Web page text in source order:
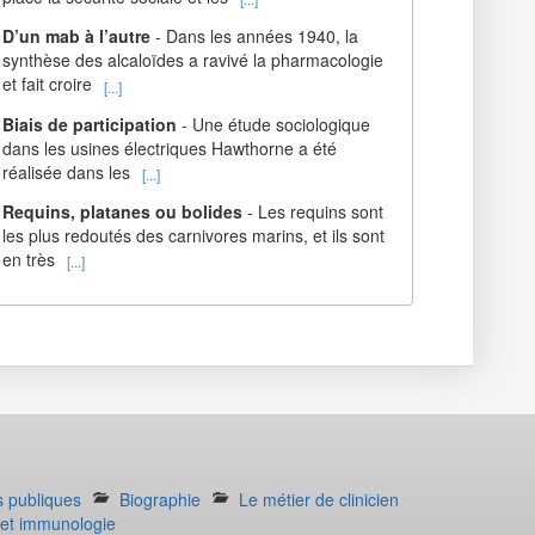
D’un mab à l’autre - Dans les années 1940, la
synthèse des alcaloïdes a ravivé la pharmacologie
et fait croire [...]
Biais de participation - Une étude sociologique
dans les usines électriques Hawthorne a été
réalisée dans les [...]
Requins, platanes ou bolides - Les requins sont
les plus redoutés des carnivores marins, et ils sont
en très [...]
publiques Biographie
Le métier de clinicien
immunologie